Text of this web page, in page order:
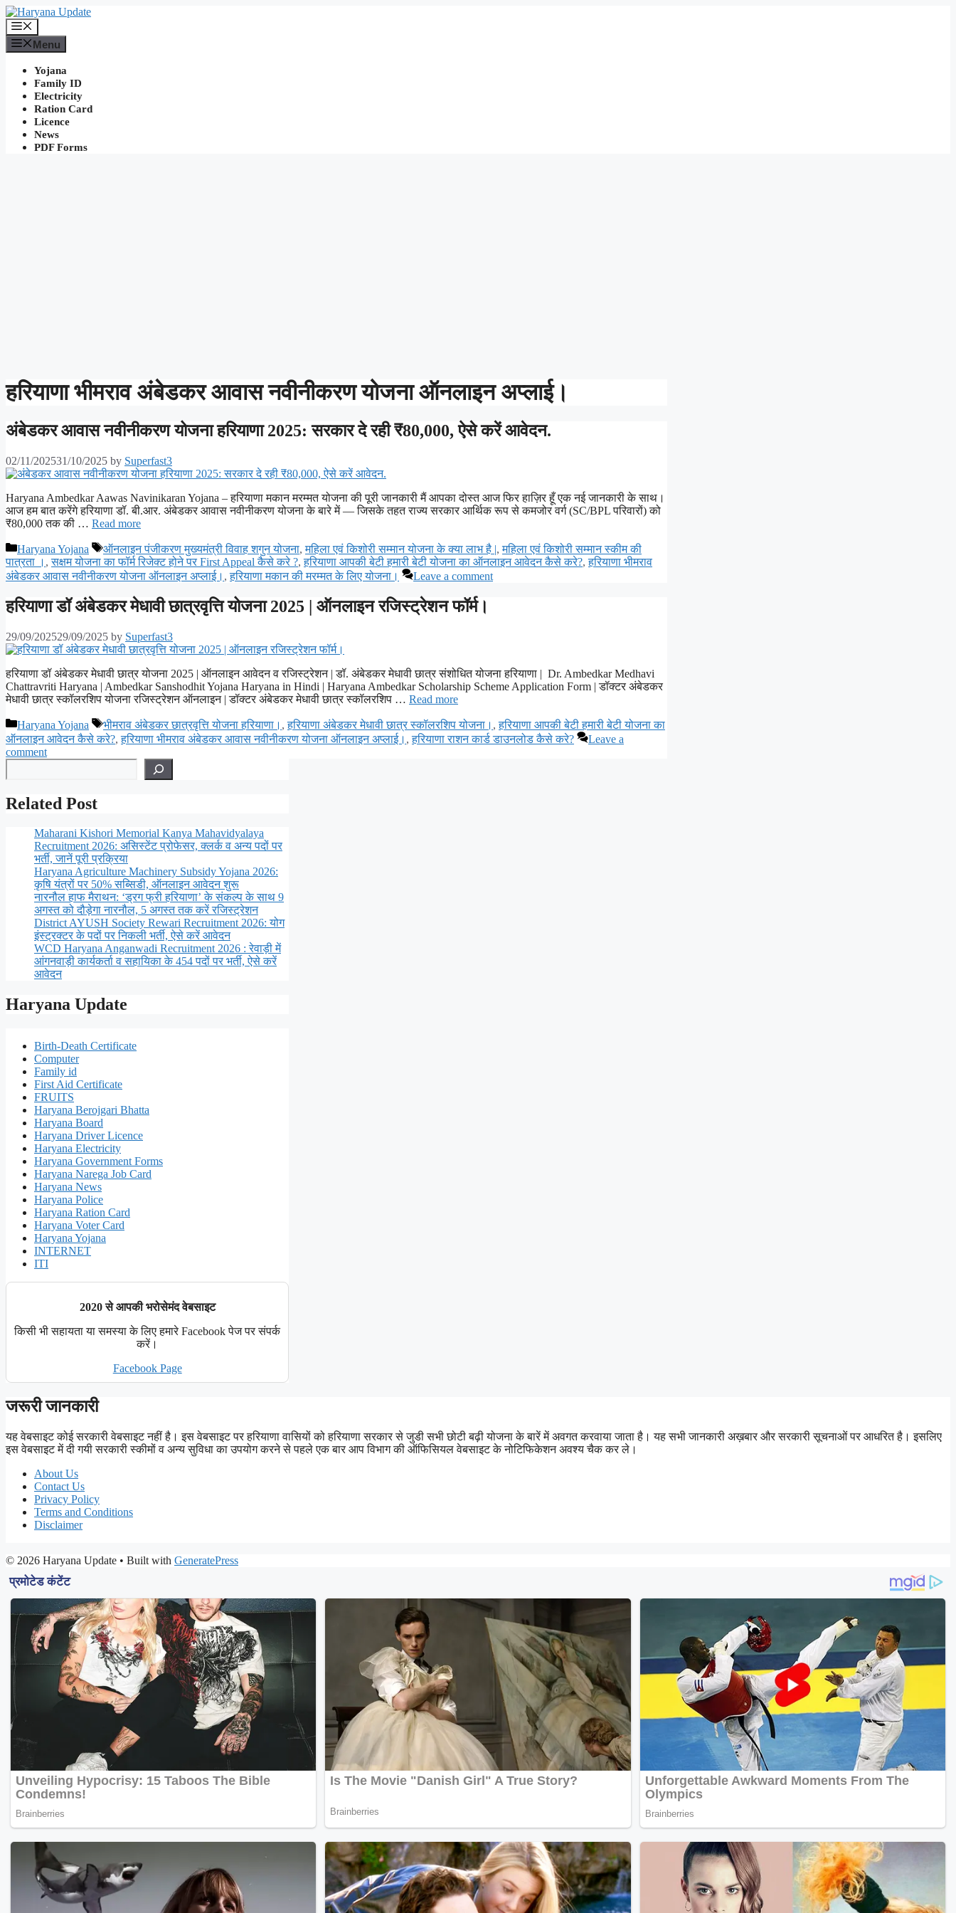
Skip
to
content
Menu
Yojana
Family ID
Electricity
Ration Card
Licence
News
PDF Forms
हरियाणा भीमराव अंबेडकर आवास नवीनीकरण योजना ऑनलाइन अप्लाई।
अंबेडकर आवास नवीनीकरण योजना हरियाणा 2025: सरकार दे रही ₹80,000, ऐसे करें आवेदन.
02/11/202531/10/2025 by Superfast3
Haryana Ambedkar Aawas Navinikaran Yojana – हरियाणा मकान मरम्मत योजना की पूरी जानकारी मैं आपका दोस्त आज फिर हाज़िर हूँ एक नई जानकारी के साथ।
आज हम बात करेंगे हरियाणा डॉ. बी.आर. अंबेडकर आवास नवीनीकरण योजना के बारे में — जिसके तहत राज्य सरकार आर्थिक रूप से कमजोर वर्ग (SC/BPL परिवारों) को
₹80,000 तक की … Read more
Categories
Haryana Yojana Tags
ऑनलाइन पंजीकरण मुख्यमंत्री विवाह शगुन योजना,महिला एवं किशोरी सम्मान योजना के क्या लाभ है |,महिला एवं किशोरी सम्मान स्कीम की
पात्रता । ,सक्षम योजना का फॉर्म रिजेक्ट होने पर First Appeal कैसे करे ?,हरियाणा आपकी बेटी हमारी बेटी योजना का ऑनलाइन आवेदन कैसे करे?,हरियाणा भीमराव
अंबेडकर आवास नवीनीकरण योजना ऑनलाइन अप्लाई। ,हरियाणा मकान की मरम्मत के लिए योजना। Leave a comment
हरियाणा डॉ अंबेडकर मेधावी छात्रवृत्ति योजना 2025 | ऑनलाइन रजिस्ट्रेशन फॉर्म।
29/09/202529/09/2025 by Superfast3
हरियाणा डॉ अंबेडकर मेधावी छात्र योजना 2025 | ऑनलाइन आवेदन व रजिस्ट्रेशन | डॉ. अंबेडकर मेधावी छात्र संशोधित योजना हरियाणा | Dr. Ambedkar Medhavi
Chattravriti Haryana | Ambedkar Sanshodhit Yojana Haryana in Hindi | Haryana Ambedkar Scholarship Scheme Application Form | डॉक्टर अंबेडकर
मेधावी छात्र स्कॉलरशिप योजना रजिस्ट्रेशन ऑनलाइन | डॉक्टर अंबेडकर मेधावी छात्र स्कॉलरशिप … Read more
Categories
Haryana Yojana Tags
भीमराव अंबेडकर छात्रवृत्ति योजना हरियाणा। ,हरियाणा अंबेडकर मेधावी छात्र स्कॉलरशिप योजना। ,हरियाणा आपकी बेटी हमारी बेटी योजना का
ऑनलाइन आवेदन कैसे करे?,हरियाणा भीमराव अंबेडकर आवास नवीनीकरण योजना ऑनलाइन अप्लाई। ,हरियाणा राशन कार्ड डाउनलोड कैसे करे?
Leave a
comment
Search
Related Post
Maharani Kishori Memorial Kanya Mahavidyalaya
Recruitment 2026: असिस्टेंट प्रोफेसर, क्लर्क व अन्य पदों पर
भर्ती, जानें पूरी प्रक्रिया
Haryana Agriculture Machinery Subsidy Yojana 2026:
कृषि यंत्रों पर 50% सब्सिडी, ऑनलाइन आवेदन शुरू
नारनौल हाफ मैराथन: ‘ड्रग फ्री हरियाणा’ के संकल्प के साथ 9
अगस्त को दौड़ेगा नारनौल, 5 अगस्त तक करें रजिस्ट्रेशन
District AYUSH Society Rewari Recruitment 2026: योग
इंस्ट्रक्टर के पदों पर निकली भर्ती, ऐसे करें आवेदन
WCD Haryana Anganwadi Recruitment 2026 : रेवाड़ी में
आंगनवाड़ी कार्यकर्ता व सहायिका के 454 पदों पर भर्ती, ऐसे करें
आवेदन
Haryana Update
Birth-Death Certificate
Computer
Family id
First Aid Certificate
FRUITS
Haryana Berojgari Bhatta
Haryana Board
Haryana Driver Licence
Haryana Electricity
Haryana Government Forms
Haryana Narega Job Card
Haryana News
Haryana Police
Haryana Ration Card
Haryana Voter Card
Haryana Yojana
INTERNET
ITI
2020 से आपकी भरोसेमंद वेबसाइट
किसी भी सहायता या समस्या के लिए हमारे Facebook पेज पर संपर्क
करें।
Facebook Page
जरूरी जानकारी
यह वेबसाइट कोई सरकारी वेबसाइट नहीं है। इस वेबसाइट पर हरियाणा वासियों को हरियाणा सरकार से जुडी सभी छोटी बढ़ी योजना के बारें में अवगत करवाया जाता है। यह सभी जानकारी अख़बार और सरकारी सूचनाओं पर आधरित है। इसलिए
इस वेबसाइट में दी गयी सरकारी स्कीमों व अन्य सुविधा का उपयोग करने से पहले एक बार आप विभाग की ऑफिसियल वेबसाइट के नोटिफिकेशन अवश्य चैक कर ले।
About Us
Contact Us
Privacy Policy
Terms and Conditions
Disclaimer
© 2026 Haryana Update • Built with GeneratePress